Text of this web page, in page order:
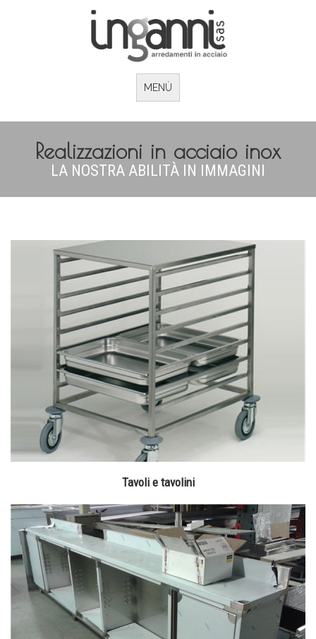
MENÙ
Realizzazioni in acciaio inox
LA NOSTRA ABILITÀ IN IMMAGINI
Tavoli e tavolini